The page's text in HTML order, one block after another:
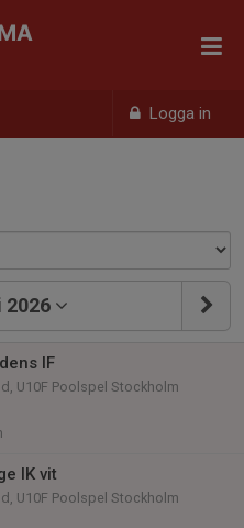
Logga in
2026
IF
U10F Poolspel Stockholm
IK vit
U10F Poolspel Stockholm